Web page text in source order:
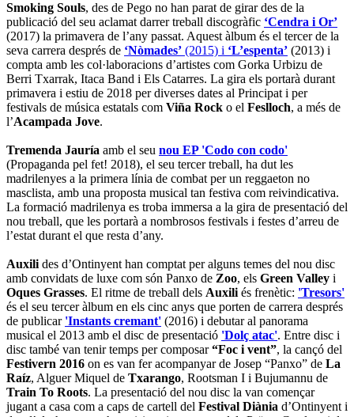
Smoking Souls, des de Pego no han parat de girar des de la
publicació del seu aclamat darrer treball discogràfic ‘Cendra i Or’
(2017) la primavera de l’any passat. Aquest àlbum és el tercer de la
seva carrera després de ‘Nòmades’ (2015) i ‘L’espenta’ (2013) i
compta amb les col·laboracions d’artistes com Gorka Urbizu de
Berri Txarrak, Itaca Band i Els Catarres. La gira els portarà durant
primavera i estiu de 2018 per diverses dates al Principat i per
festivals de música estatals com Viña Rock o el Feslloch, a més de
l’Acampada Jove.
Tremenda Jauría amb el seu nou EP 'Codo con codo'
(Propaganda pel fet! 2018), el seu tercer treball, ha dut les
madrilenyes a la primera línia de combat per un reggaeton no
masclista, amb una proposta musical tan festiva com reivindicativa.
La formació madrilenya es troba immersa a la gira de presentació del
nou treball, que les portarà a nombrosos festivals i festes d’arreu de
l’estat durant el que resta d’any.
Auxili des d’Ontinyent han comptat per alguns temes del nou disc
amb convidats de luxe com són Panxo de Zoo, els Green Valley i
Oques Grasses. El ritme de treball dels Auxili és frenètic: 'Tresors'
és el seu tercer àlbum en els cinc anys que porten de carrera després
de publicar 'Instants cremant' (2016) i debutar al panorama
musical el 2013 amb el disc de presentació 'Dolç atac'. Entre disc i
disc també van tenir temps per composar“Foc i vent”, la cançó del
Festivern 2016 on es van fer acompanyar de Josep “Panxo” de La
Raíz, Alguer Miquel de Txarango, Rootsman I i Bujumannu de
Train To Roots. La presentació del nou disc la van començar
jugant a casa com a caps de cartell del Festival Diània d’Ontinyent i